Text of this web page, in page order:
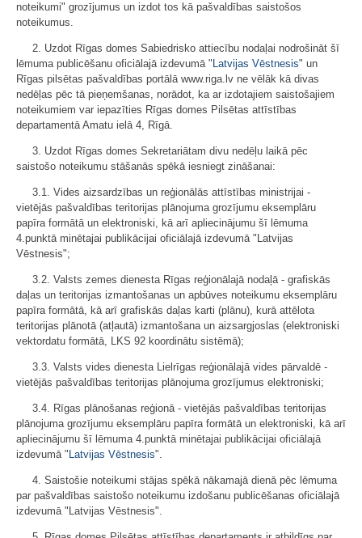
noteikumi" grozījumus un izdot tos kā pašvaldības saistošos
noteikumus.
2. Uzdot Rīgas domes Sabiedrisko attiecību nodaļai nodrošināt šī
lēmuma publicēšanu oficiālajā izdevumā " Latvijas Vēstnesis" un
Rīgas pilsētas pašvaldības portālā www.riga.lv ne vēlāk kā divas
nedēļas pēc tā pieņemšanas, norādot, ka ar izdotajiem saistošajiem
noteikumiem var iepazīties Rīgas domes Pilsētas attīstības
departamentā Amatu ielā 4, Rīgā.
3. Uzdot Rīgas domes Sekretariātam divu nedēļu laikā pēc
saistošo noteikumu stāšanās spēkā iesniegt zināšanai:
3.1. Vides aizsardzības un reģionālās attīstības ministrijai -
vietējās pašvaldības teritorijas plānojuma grozījumu eksemplāru
papīra formātā un elektroniski, kā arī apliecinājumu šī lēmuma
4.punktā minētajai publikācijai oficiālajā izdevumā "Latvijas
Vēstnesis";
3.2. Valsts zemes dienesta Rīgas reģionālajā nodaļā - grafiskās
daļas un teritorijas izmantošanas un apbūves noteikumu eksemplāru
papīra formātā, kā arī grafiskās daļas karti (plānu), kurā attēlota
teritorijas plānotā (atļautā) izmantošana un aizsargjoslas (elektroniski
vektordatu formātā, LKS 92 koordinātu sistēmā);
3.3. Valsts vides dienesta Lielrīgas reģionālajā vides pārvaldē -
vietējās pašvaldības teritorijas plānojuma grozījumus elektroniski;
3.4. Rīgas plānošanas reģionā - vietējās pašvaldības teritorijas
plānojuma grozījumu eksemplāru papīra formātā un elektroniski, kā arī
apliecinājumu šī lēmuma 4.punktā minētajai publikācijai oficiālajā
izdevumā " Latvijas Vēstnesis".
4. Saistošie noteikumi stājas spēkā nākamajā dienā pēc lēmuma
par pašvaldības saistošo noteikumu izdošanu publicēšanas oficiālajā
izdevumā "Latvijas Vēstnesis".